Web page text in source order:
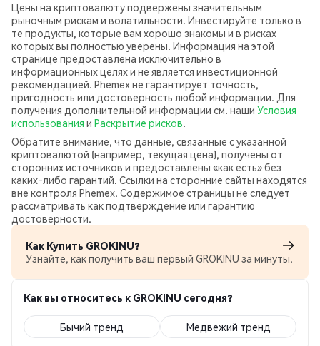
Цены на криптовалюту подвержены значительным
рыночным рискам и волатильности. Инвестируйте только в
те продукты, которые вам хорошо знакомы и в рисках
которых вы полностью уверены. Информация на этой
странице предоставлена исключительно в
информационных целях и не является инвестиционной
рекомендацией. Phemex не гарантирует точность,
пригодность или достоверность любой информации. Для
получения дополнительной информации см. наши Условия
использования и Раскрытие рисков.
Обратите внимание, что данные, связанные с указанной
криптовалютой (например, текущая цена), получены от
сторонних источников и предоставлены «как есть» без
каких‑либо гарантий. Ссылки на сторонние сайты находятся
вне контроля Phemex. Содержимое страницы не следует
рассматривать как подтверждение или гарантию
достоверности.
Как Купить GROKINU?
Узнайте, как получить ваш первый GROKINU за минуты.
Как вы относитесь к GROKINU сегодня?
Бычий тренд Медвежий тренд